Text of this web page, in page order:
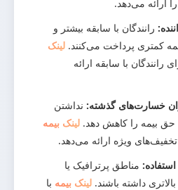
ارائه می‌دهد.
رانندگان با سابقه بیشتر و
کمتری پرداخت می‌کنند. لینک
رانندگان با سابقه ارائه
خسارت‌های گذشته: نداشتن
بیمه را کاهش دهد. لینک بیمه
ویژه ارائه می‌دهد.
مناطق پرترافیک یا
داشته باشند. لینک بیمه با